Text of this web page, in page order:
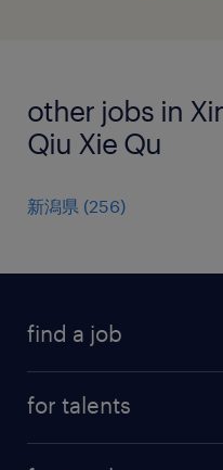
other jobs in
Qiu Xie Qu
新潟県 (256)
find a job
for talents